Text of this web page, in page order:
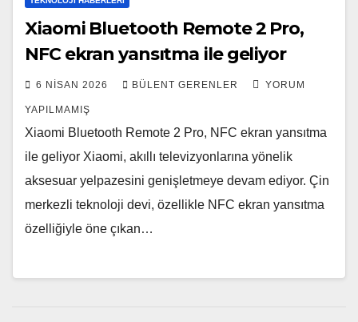
Xiaomi Bluetooth Remote 2 Pro,
NFC ekran yansıtma ile geliyor
6 NISAN 2026 BÜLENT GERENLER YORUM
YAPILMAMIŞ
Xiaomi Bluetooth Remote 2 Pro, NFC ekran yansıtma
ile geliyor Xiaomi, akıllı televizyonlarına yönelik
aksesuar yelpazesini genişletmeye devam ediyor. Çin
merkezli teknoloji devi, özellikle NFC ekran yansıtma
özelliğiyle öne çıkan…